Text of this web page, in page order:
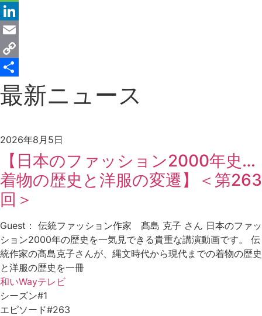
Link
共
有
最新ニュース
2026年8月5日
【日本のファッション2000年史…
着物の歴史と洋服の変遷】＜第263
回＞
Guest： 伝統ファッション作家 髙島 克子 さん 日本のファッ
ション2000年の歴史を一気見できる貴重な講演動画です。 伝
統作家の髙島克子さんが、縄文時代から現代までの着物の歴史
と洋服の歴史を一冊
和いWayテレビ
シーズン#1
エピソード#263